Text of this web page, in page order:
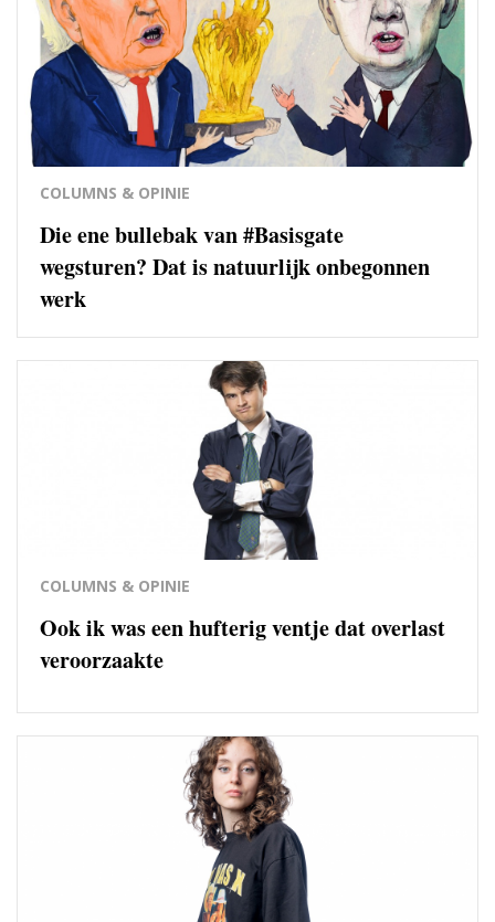
COLUMNS & OPINIE
Die ene bullebak van #Basisgate
wegsturen? Dat is natuurlijk onbegonnen
werk
COLUMNS & OPINIE
Ook ik was een hufterig ventje dat overlast
veroorzaakte